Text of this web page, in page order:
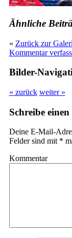
Ähnliche
« Zurück zur
Kommentar
Bilder-
« zurück weiter »
Schreibe
Deine E-Mail-
Felder sind mit *
Kommentar